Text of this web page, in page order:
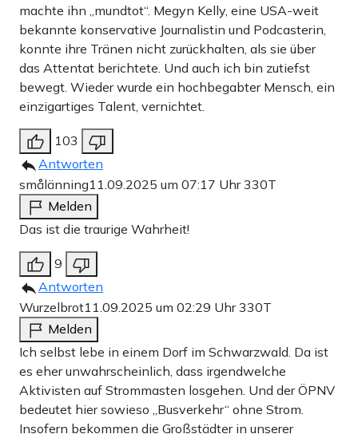
machte ihn „mundtot“. Megyn Kelly, eine USA-weit
bekannte konservative Journalistin und Podcasterin,
konnte ihre Tränen nicht zurückhalten, als sie über
das Attentat berichtete. Und auch ich bin zutiefst
bewegt. Wieder wurde ein hochbegabter Mensch, ein
einzigartiges Talent, vernichtet.
103
Antworten
smålänning11.09.2025 um 07:17 Uhr330T
Melden
Das ist die traurige Wahrheit!
9
Antworten
Wurzelbrot11.09.2025 um 02:29 Uhr330T
Melden
Ich selbst lebe in einem Dorf im Schwarzwald. Da ist
es eher unwahrscheinlich, dass irgendwelche
Aktivisten auf Strommasten losgehen. Und der ÖPNV
bedeutet hier sowieso „Busverkehr“ ohne Strom.
Insofern bekommen die Großstädter in unserer